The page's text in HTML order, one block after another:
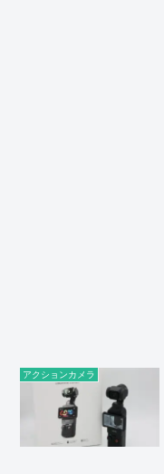
アクションカメラ